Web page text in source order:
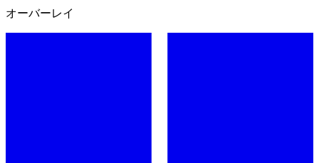
オーバーレイ